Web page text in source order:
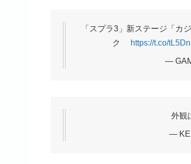
「スプラ3」新ステージ「カ
ク
https://t.co/
—
外観
—